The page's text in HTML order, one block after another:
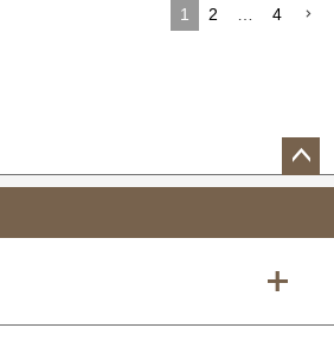
1 2 … 4
ペー
ップ